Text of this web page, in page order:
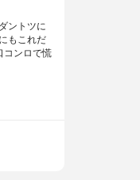
ントツに
もこれだ
コンロで慌